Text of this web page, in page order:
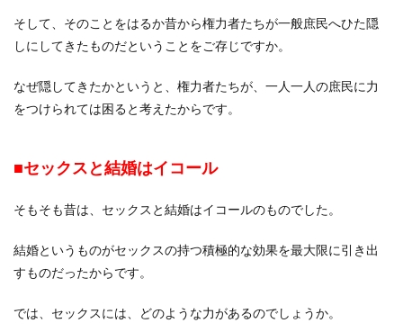
そして、そのことをはるか昔から権力者たちが一般庶民へひた隠
しにしてきたものだということをご存じですか。
なぜ隠してきたかというと、権力者たちが、一人一人の庶民に力
をつけられては困ると考えたからです。
■セックスと結婚はイコール
そもそも昔は、セックスと結婚はイコールのものでした。
結婚というものがセックスの持つ積極的な効果を最大限に引き出
すものだったからです。
では、セックスには、どのような力があるのでしょうか。